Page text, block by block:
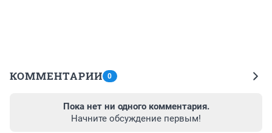
КОММЕНТАРИИ 0
Пока нет ни одного комментария.
Начните обсуждение первым!